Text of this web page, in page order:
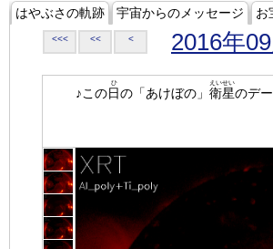
はやぶさの軌跡 宇宙からのメッセージ お
<<< << < 2016年09
♪この日
ひ
の「あけぼの」 衛星
えいせい
のデ